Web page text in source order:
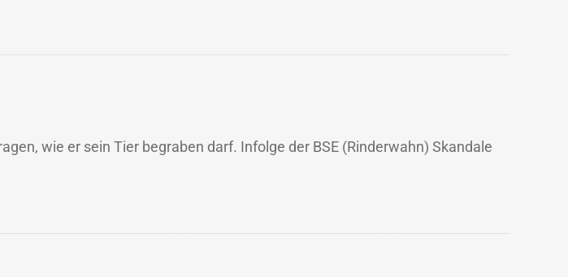
wie er sein Tier begraben darf. Infolge der BSE (Rinderwahn) Skandale